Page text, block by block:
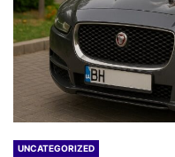
UNCATEGORIZED